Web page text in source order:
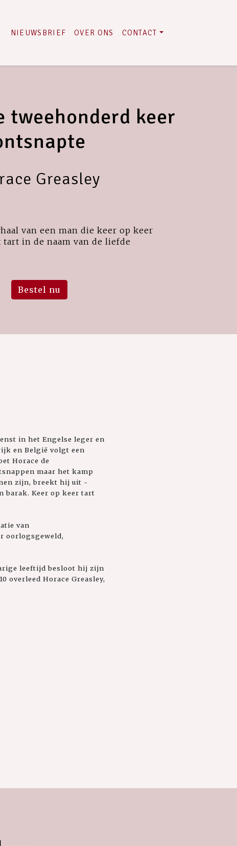
NIEUWSBRIEF OVER ONS CONTACT
tweehonderd keer
Greasley
van een man die keer op keer
in de naam van de liefde
Bestel nu
in het Engelse leger en
en België volgt een
Horace de
maar het kamp
zijn, breekt hij uit -
barak. Keer op keer tart
van
oorlogsgeweld,
leeftijd besloot hij zijn
overleed Horace Greasley,